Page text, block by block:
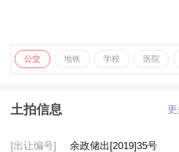
公交 地铁 学校 医院
土拍信息
[出让编号]
余政储出[2019]35号